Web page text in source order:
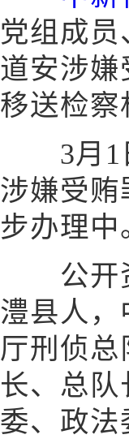
党组成
道安涉
移送检察
3月1日
涉嫌受
步办理中
公开资
澧县人
厅刑侦
长、总
委、政